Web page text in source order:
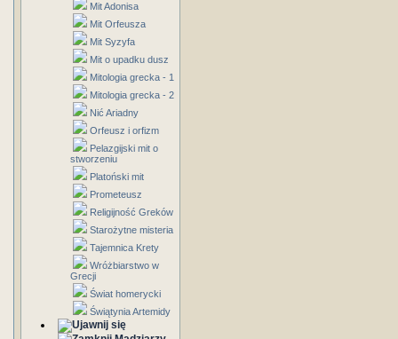
Mit Adonisa
Mit Orfeusza
Mit Syzyfa
Mit o upadku dusz
Mitologia grecka - 1
Mitologia grecka - 2
Nić Ariadny
Orfeusz i orfizm
Pelazgijski mit o
stworzeniu
Platoński mit
Prometeusz
Religijność Greków
Starożytne misteria
Tajemnica Krety
Wróżbiarstwo w
Grecji
Świat homerycki
Świątynia Artemidy